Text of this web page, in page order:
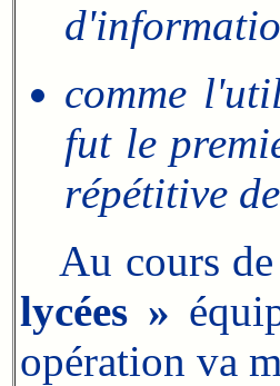
comme
fut le
répétitive
Au cours
lycées »
opération va